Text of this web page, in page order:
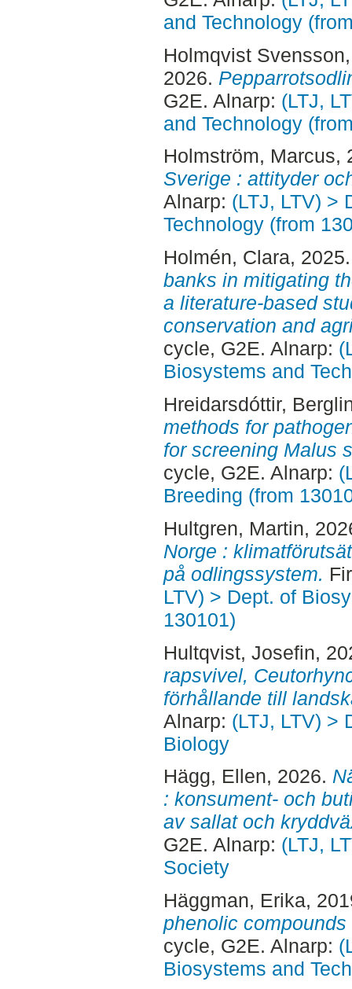
and Technology
Holmqvist
2026.
G2E. Alnarp: (LTJ,
and Technology
Holmström, Marcus,
Sverige : attityder
Alnarp: (LTJ, LTV) >
Technology (from
Holmén, Clara,
banks in mitigating
a literature-based
conservation and
cycle, G2E. Alnarp:
Biosystems and
Hreidarsdóttir,
methods for
for screening Malus
cycle, G2E. Alnarp:
Breeding (from
Hultgren, Martin,
Norge :
på odlingssystem.
LTV) > Dept. of
130101)
Hultqvist, Josefin,
rapsvivel,
förhållande till
Alnarp: (LTJ, LTV) >
Biology
Hägg, Ellen, 2026.
: konsument- och
av sallat och
G2E. Alnarp: (LTJ,
Society
Häggman, Erika,
phenolic
cycle, G2E. Alnarp:
Biosystems and